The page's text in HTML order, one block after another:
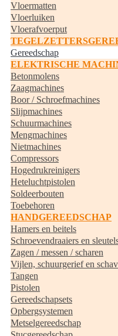
Vloermatten
Vloerluiken
Vloerafvoerput
Gereedschap
ELEKTRISCHE
Betonmolens
Zaagmachines
Boor / Schroefmachines
Slijpmachines
Schuurmachines
Mengmachines
Nietmachines
Compressors
Hogedrukreinigers
Heteluchtpistolen
Soldeerbouten
Toebehoren
HANDGEREEDSCHAP
Hamers en beitels
Schroevendraaiers en
Zagen / messen / scharen
Vijlen, schuurgerief en
Tangen
Pistolen
Gereedschapsets
Opbergsystemen
Metselgereedschap